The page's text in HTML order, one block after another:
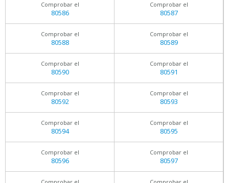
Comprobar el
80586
Comprobar el
80587
Comprobar el
80588
Comprobar el
80589
Comprobar el
80590
Comprobar el
80591
Comprobar el
80592
Comprobar el
80593
Comprobar el
80594
Comprobar el
80595
Comprobar el
80596
Comprobar el
80597